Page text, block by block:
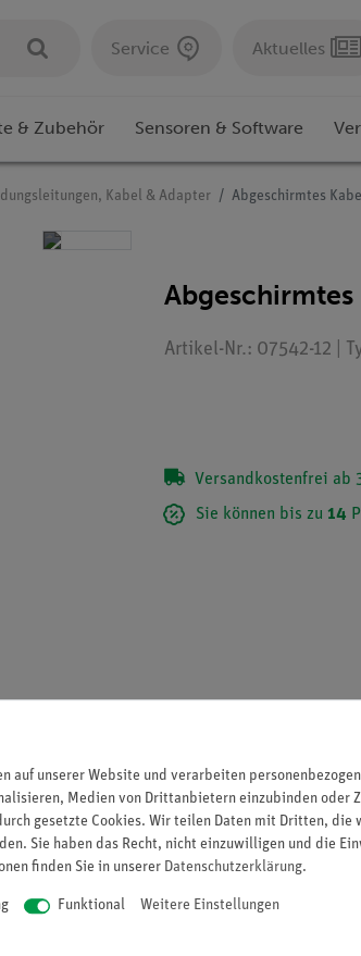
Service Aktuelles
& Zubehör Sensoren & Software
Kabel & Adapter Abgeschirmtes
Abgeschirmtes
Artikel-Nr.: 07542-12 |
Versandkostenfrei ab
Sie können bis zu 14
auf unserer Website und verarbeiten
Medien von Drittanbietern einzubinden oder
gesetzte Cookies. Wir teilen Daten mit Dritten, die
Sie haben das Recht, nicht einzuwilligen und die
finden Sie in unserer Daten­schutz­erklärung.
Funktional Weitere Einstellungen